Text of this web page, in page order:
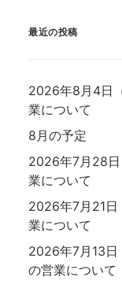
最近の投稿
2026年8月4日
業について
8月の予定
2026年7月28
業について
2026年7月21
業について
2026年7月13
の営業について